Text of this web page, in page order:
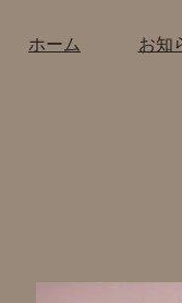
​ホーム お知